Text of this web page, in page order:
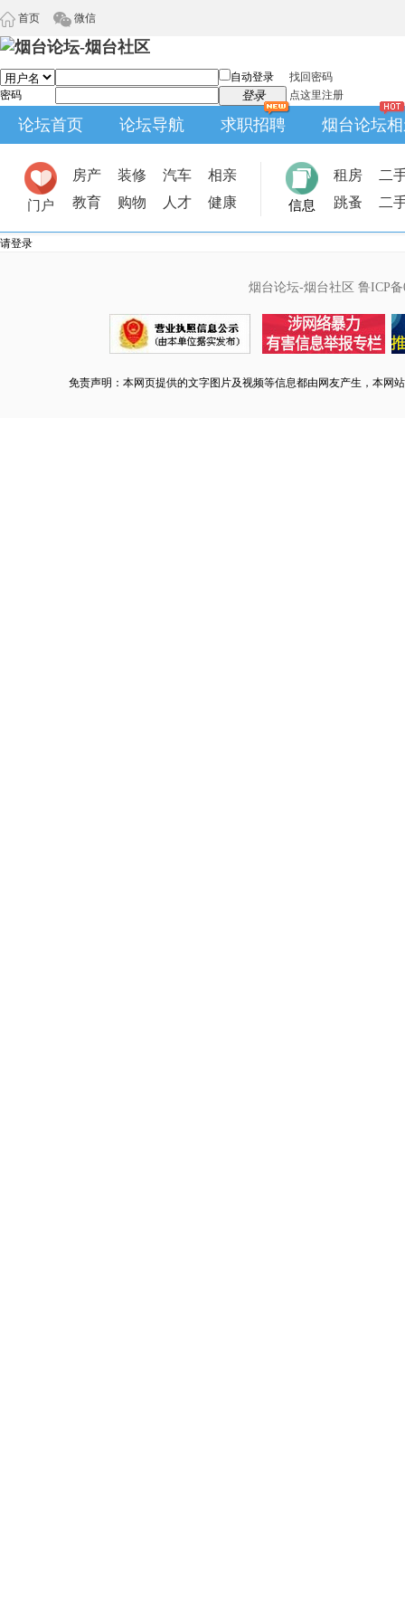
首页 微信
自动登录
找回密码
密码
登录 点这里注册
论坛首页 论坛导航 求职招聘 烟台论坛
门户
房产 装修 汽车
相亲
教育
购物 人才 健康 信息
租房
二
跳蚤
二
请登录
烟台论坛-烟台社区 鲁ICP备
免责声明：本网页提供的文字图片及视频等信息都由网友产生，本网